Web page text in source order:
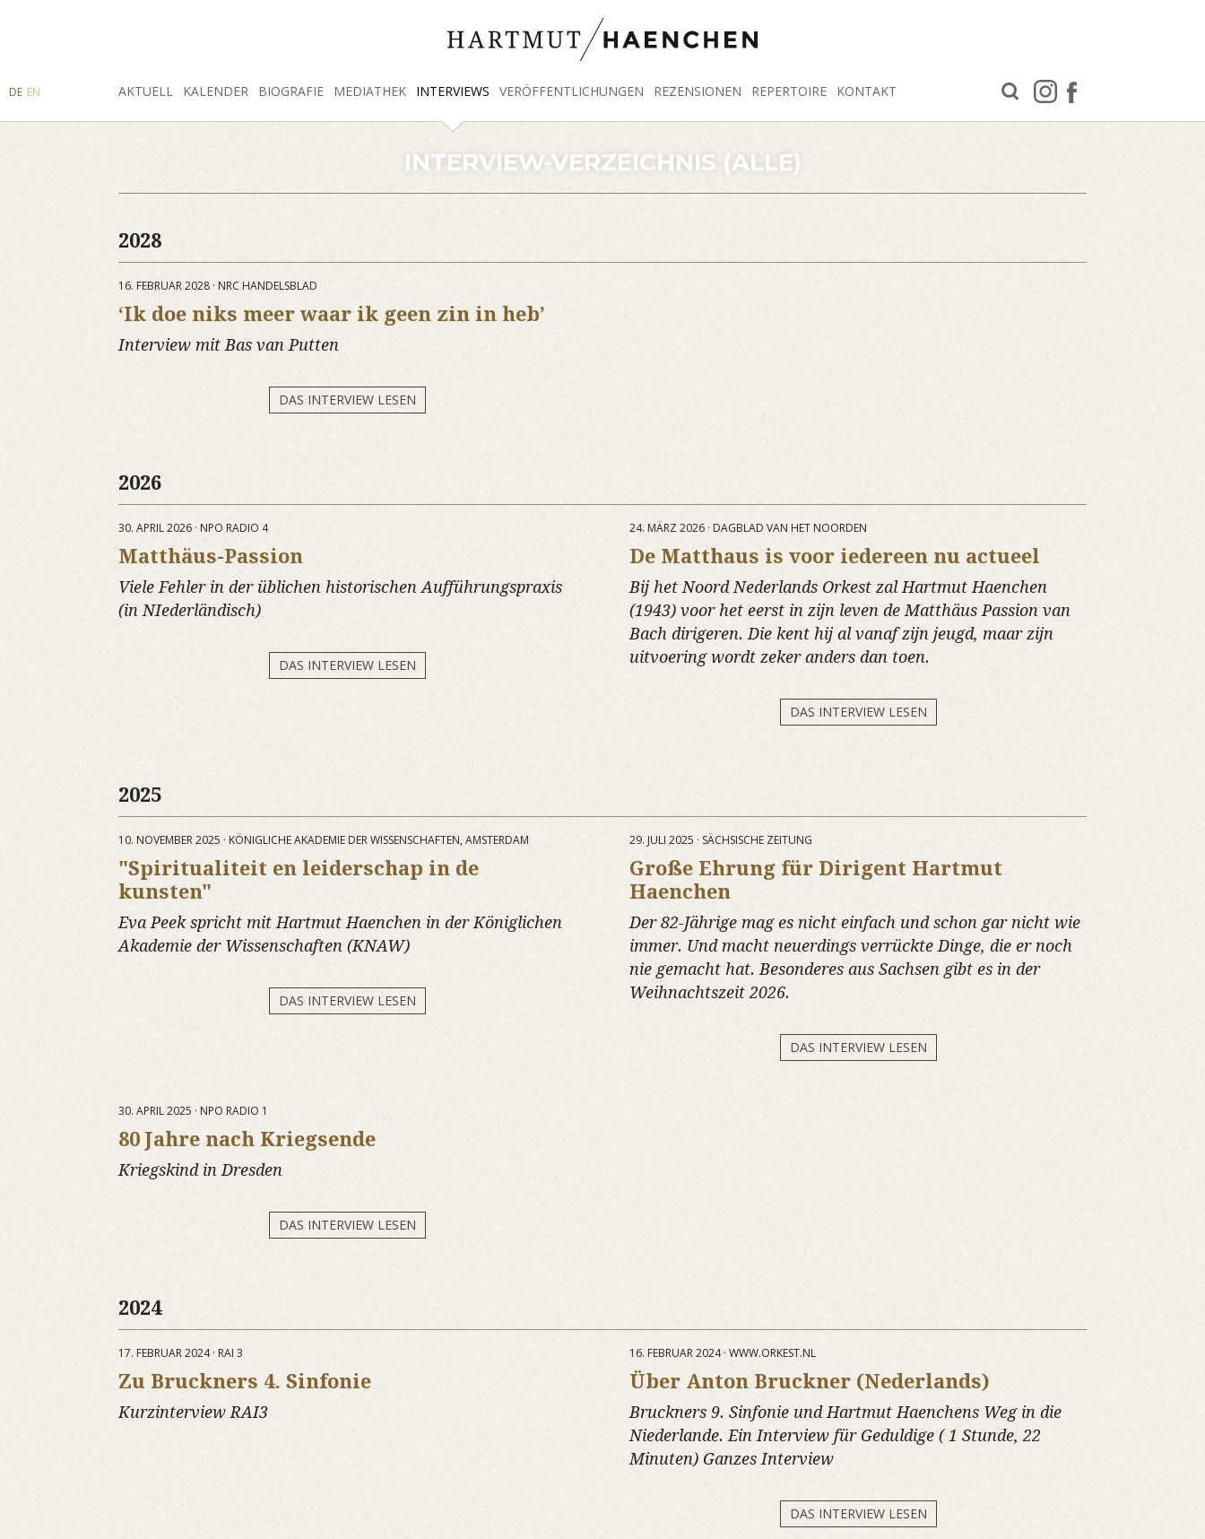
AKTUELL KALENDER BIOGRAFIE MEDIATHEK INTERVIEWS VERÖFFENTLICHUNGEN REZENSIONEN REPERTOIRE KONTAKT
FACEBOOK
INSTAGRAM
SUCHE
DE EN
INTERVIEW-VERZEICHNIS (ALLE)
2028
16. FEBRUAR 2028 · NRC HANDELSBLAD
‘Ik doe niks meer waar ik geen zin in heb’
Interview mit Bas van Putten
DAS INTERVIEW LESEN
2026
30. APRIL 2026 · NPO RADIO 4
Matthäus-Passion
Viele Fehler in der üblichen historischen Aufführungspraxis
(in NIederländisch)
DAS INTERVIEW LESEN
24. MÄRZ 2026 · DAGBLAD VAN HET NOORDEN
De Matthaus is voor iedereen nu actueel
Bij het Noord Nederlands Orkest zal Hartmut Haenchen
(1943) voor het eerst in zijn leven de Matthäus Passion van
Bach dirigeren. Die kent hij al vanaf zijn jeugd, maar zijn
uitvoering wordt zeker anders dan toen.
DAS INTERVIEW LESEN
2025
10. NOVEMBER 2025 · KÖNIGLICHE AKADEMIE DER WISSENSCHAFTEN, AMSTERDAM
"Spiritualiteit en leiderschap in de
kunsten"
Eva Peek spricht mit Hartmut Haenchen in der Königlichen
Akademie der Wissenschaften (KNAW)
DAS INTERVIEW LESEN
29. JULI 2025 · SÄCHSISCHE ZEITUNG
Große Ehrung für Dirigent Hartmut
Haenchen
Der 82-Jährige mag es nicht einfach und schon gar nicht wie
immer. Und macht neuerdings verrückte Dinge, die er noch
nie gemacht hat. Besonderes aus Sachsen gibt es in der
Weihnachtszeit 2026.
DAS INTERVIEW LESEN
30. APRIL 2025 · NPO RADIO 1
80 Jahre nach Kriegsende
Kriegskind in Dresden
DAS INTERVIEW LESEN
2024
17. FEBRUAR 2024 · RAI 3
Zu Bruckners 4. Sinfonie
Kurzinterview RAI3
16. FEBRUAR 2024 · WWW.ORKEST.NL
Über Anton Bruckner (Nederlands)
Bruckners 9. Sinfonie und Hartmut Haenchens Weg in die
Niederlande. Ein Interview für Geduldige ( 1 Stunde, 22
Minuten) Ganzes Interview
DAS INTERVIEW LESEN